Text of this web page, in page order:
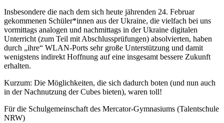
Insbesondere die nach dem sich heute jährenden 24. Februar
gekommenen Schüler*innen aus der Ukraine, die vielfach bei uns
vormittags analogen und nachmittags in der Ukraine digitalen
Unterricht (zum Teil mit Abschlussprüfungen) absolvierten, haben
durch „ihre“ WLAN-Ports sehr große Unterstützung und damit
wenigstens indirekt Hoffnung auf eine insgesamt bessere Zukunft
erhalten.
Kurzum: Die Möglichkeiten, die sich dadurch boten (und nun auch
in der Nachnutzung der Cubes bieten), waren toll!
Für die Schulgemeinschaft des Mercator-Gymnasiums (Talentschule
NRW)